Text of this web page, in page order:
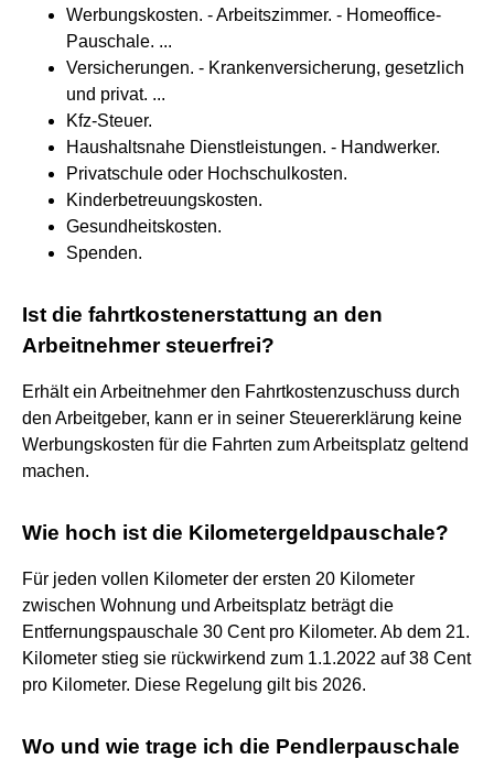
Werbungskosten. - Arbeitszimmer. - Homeoffice-
Pauschale. ...
Versicherungen. - Krankenversicherung, gesetzlich
und privat. ...
Kfz-Steuer.
Haushaltsnahe Dienstleistungen. - Handwerker.
Privatschule oder Hochschulkosten.
Kinderbetreuungskosten.
Gesundheitskosten.
Spenden.
Ist die fahrtkostenerstattung an den
Arbeitnehmer steuerfrei?
Erhält ein Arbeitnehmer den Fahrtkostenzuschuss durch
den Arbeitgeber, kann er in seiner Steuererklärung keine
Werbungskosten für die Fahrten zum Arbeitsplatz geltend
machen.
Wie hoch ist die Kilometergeldpauschale?
Für jeden vollen Kilometer der ersten 20 Kilometer
zwischen Wohnung und Arbeitsplatz beträgt die
Entfernungspauschale 30 Cent pro Kilometer. Ab dem 21.
Kilometer stieg sie rückwirkend zum 1.1.2022 auf 38 Cent
pro Kilometer. Diese Regelung gilt bis 2026.
Wo und wie trage ich die Pendlerpauschale